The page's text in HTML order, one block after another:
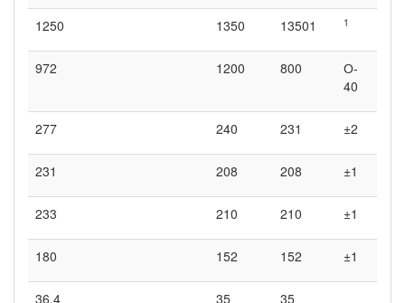
1250 1350 13501 1
972 1200 800
О-
40
277 240 231 ±2
231 208 208 ±1
233 210 210 ±1
180 152 152 ±1
36,4 35 35